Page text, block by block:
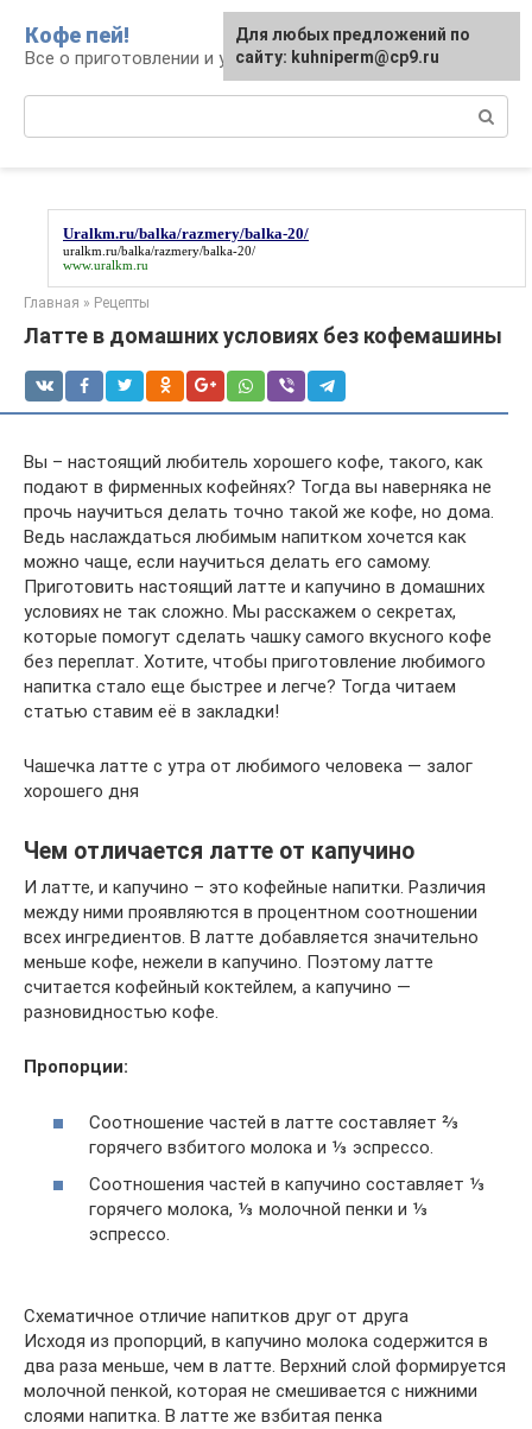
контенту
Кофе пей!
Все о приготовлении и употреблении кофе
Uralkm.ru/balka/razmery/balka-20/
uralkm.ru/balka/razmery/balka-20/
www.uralkm.ru
Главная » Рецепты
Латте в домашних условиях без кофемашины
Вы – настоящий любитель хорошего кофе, такого, как
подают в фирменных кофейнях? Тогда вы наверняка не
прочь научиться делать точно такой же кофе, но дома.
Ведь наслаждаться любимым напитком хочется как
можно чаще, если научиться делать его самому.
Приготовить настоящий латте и капучино в домашних
условиях не так сложно. Мы расскажем о секретах,
которые помогут сделать чашку самого вкусного кофе
без переплат. Хотите, чтобы приготовление любимого
напитка стало еще быстрее и легче? Тогда читаем
статью ставим её в закладки!
Чашечка латте с утра от любимого человека — залог
хорошего дня
Чем отличается латте от капучино
И латте, и капучино – это кофейные напитки. Различия
между ними проявляются в процентном соотношении
всех ингредиентов. В латте добавляется значительно
меньше кофе, нежели в капучино. Поэтому латте
считается кофейный коктейлем, а капучино —
разновидностью кофе.
Пропорции:
Соотношение частей в латте составляет ⅔
горячего взбитого молока и ⅓ эспрессо.
Соотношения частей в капучино составляет ⅓
горячего молока, ⅓ молочной пенки и ⅓
эспрессо.
Схематичное отличие напитков друг от друга
Исходя из пропорций, в капучино молока содержится в
два раза меньше, чем в латте. Верхний слой формируется
молочной пенкой, которая не смешивается с нижними
слоями напитка. В латте же взбитая пенка
Для любых предложений по
сайту: kuhniperm@cp9.ru